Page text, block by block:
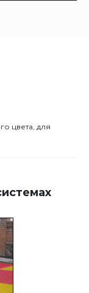
цвета, для